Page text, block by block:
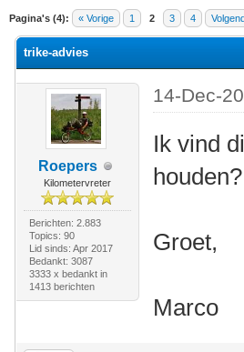
Pagina's (4): « Vorige 1 2 3 4
waardering is 0
trike-advies
Roepers
Kilometervreter
Berichten: 2.883
Topics: 90
Lid sinds: Apr 2017
Bedankt: 3087
3333 x bedankt in
1413 berichten
14-Dec-
Ik vind
houden?
Groet,
Marco